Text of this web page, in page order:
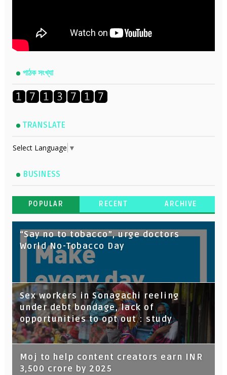
পাঠক সংখ্যা
TRANSLATE
Select Language ▼
BUSINESS
POPULAR RECENT ARCHIVE
“Say no to tobacco”, urge doctors
World No-Tobacco Day
Sex workers in Sonagachi reeling
under debt bondage, lack of
opportunities to opt out : study
Moj to help content creators earn INR
3,500 crore by 2025